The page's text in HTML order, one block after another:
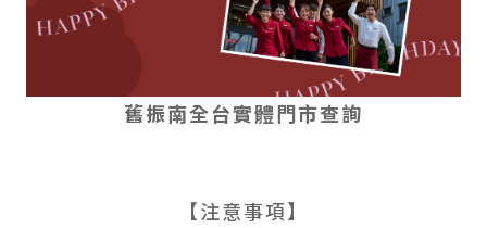
舊振南全台實體門市查詢
【注意事項】